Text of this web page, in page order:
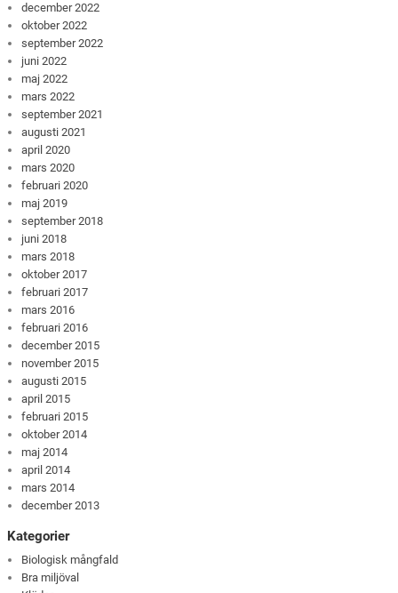
december 2022
oktober 2022
september 2022
juni 2022
maj 2022
mars 2022
september 2021
augusti 2021
april 2020
mars 2020
februari 2020
maj 2019
september 2018
juni 2018
mars 2018
oktober 2017
februari 2017
mars 2016
februari 2016
december 2015
november 2015
augusti 2015
april 2015
februari 2015
oktober 2014
maj 2014
april 2014
mars 2014
december 2013
Kategorier
Biologisk mångfald
Bra miljöval